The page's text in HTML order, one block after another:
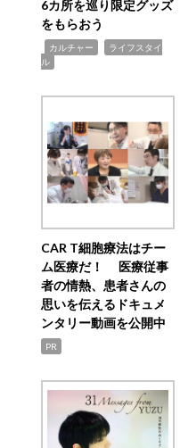
6カ所を巡り限定グッズ
をもらおう
カルチャー
ライフスタイ
ル
CAR T細胞療法はチー
ム医療だ！ 医療従事
者の情熱、患者さんの
思いを伝えるドキュメ
ンタリー動画を公開中
PR